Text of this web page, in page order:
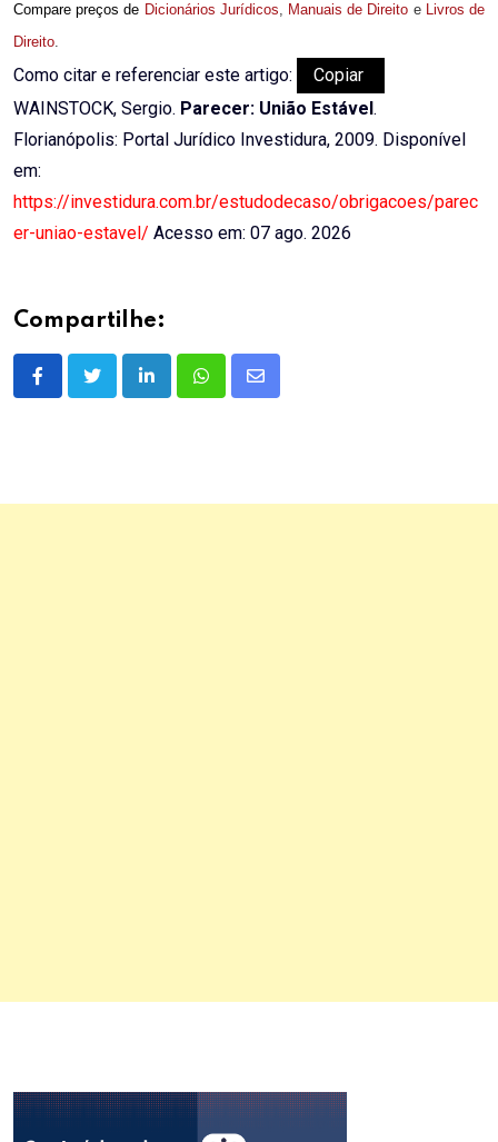
Compare preços de Dicionários Jurídicos, Manuais de Direito e Livros de
Direito.
Como citar e referenciar este artigo:
Copiar
WAINSTOCK, Sergio. Parecer: União Estável .
Florianópolis: Portal Jurídico Investidura, 2009. Disponível
em:
https://investidura.com.br/estudodecaso/obrigacoes/parec
er-uniao-estavel/ Acesso em: 07 ago. 2026
Compartilhe:
LinkedInWhatsappShare